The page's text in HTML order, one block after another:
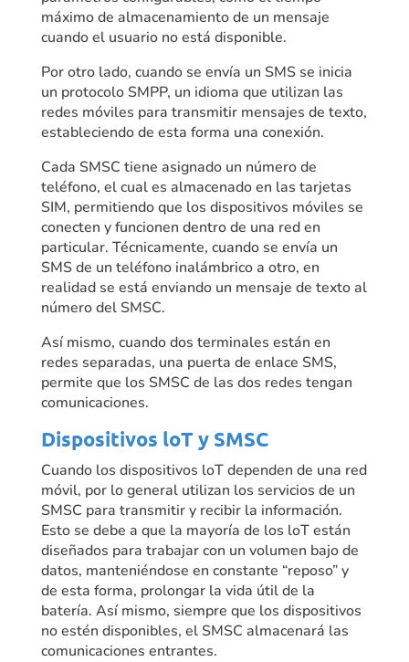
máximo de almacenamiento de un mensaje
cuando el usuario no está disponible.
Por otro lado, cuando se envía un SMS se inicia
un protocolo SMPP, un idioma que utilizan las
redes móviles para transmitir mensajes de texto,
estableciendo de esta forma una conexión.
Cada SMSC tiene asignado un número de
teléfono, el cual es almacenado en las tarjetas
SIM, permitiendo que los dispositivos móviles se
conecten y funcionen dentro de una red en
particular. Técnicamente, cuando se envía un
SMS de un teléfono inalámbrico a otro, en
realidad se está enviando un mensaje de texto al
número del SMSC.
Así mismo, cuando dos terminales están en
redes separadas, una puerta de enlace SMS,
permite que los SMSC de las dos redes tengan
comunicaciones.
Dispositivos loT y SMSC
Cuando los dispositivos loT dependen de una red
móvil, por lo general utilizan los servicios de un
SMSC para transmitir y recibir la información.
Esto se debe a que la mayoría de los loT están
diseñados para trabajar con un volumen bajo de
datos, manteniéndose en constante “reposo” y
de esta forma, prolongar la vida útil de la
batería. Así mismo, siempre que los dispositivos
no estén disponibles, el SMSC almacenará las
comunicaciones entrantes.